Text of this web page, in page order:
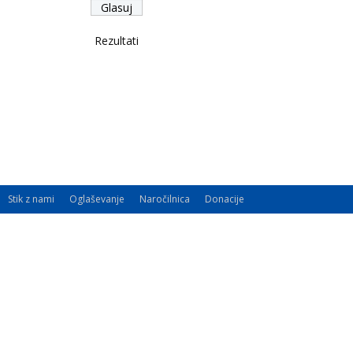
Rezultati
Stik z nami Oglaševanje Naročilnica Donacije